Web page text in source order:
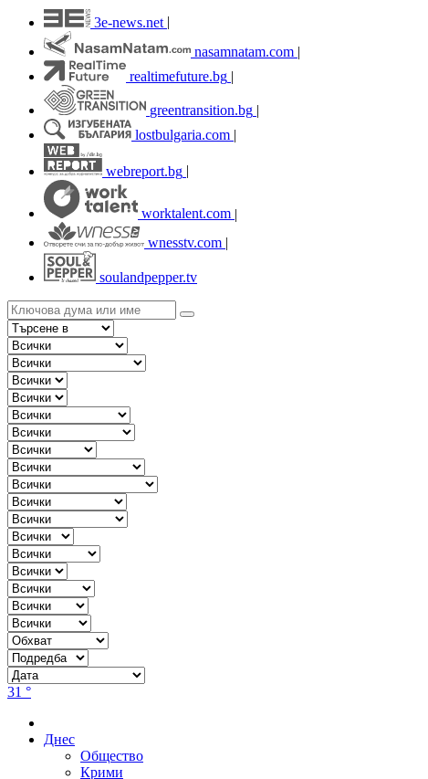
3e-news.net
nasamnatam.com |
realtimefuture.bg |
greentransition.bg |
lostbulgaria.com |
webreport.bg
worktalent.com |
wnesstv.com |
soulandpepper.tv
31 °
Днес
Общество
Крими